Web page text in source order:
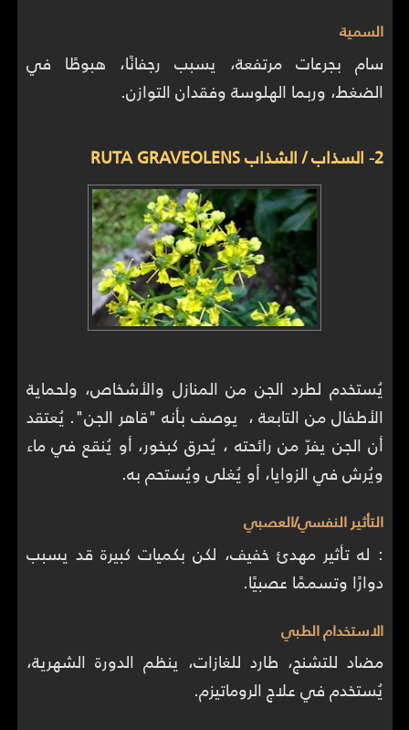
السمية
سام بجرعات مرتفعة، يسبب رجفانًا، هبوطًا في
الضغط، وربما الهلوسة وفقدان التوازن.
2- السذاب / الشذاب RUTA GRAVEOLENS
يُستخدم لطرد الجن من المنازل والأشخاص، ولحماية
الأطفال من التابعة ، يوصف بأنه "قاهر الجن". يُعتقد
أن الجن يفرّ من رائحته ، يُحرق كبخور، أو يُنقع في ماء
ويُرش في الزوايا، أو يُغلى ويُستحم به.
التأثير النفسي/العصبي
: له تأثير مهدئ خفيف، لكن بكميات كبيرة قد يسبب
دوارًا وتسممًا عصبيًا.
الاستخدام الطبي
مضاد للتشنج، طارد للغازات، ينظم الدورة الشهرية،
يُستخدم في علاج الروماتيزم.